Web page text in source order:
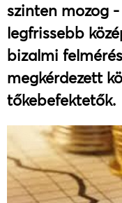
szinten mozog
legfrissebb
bizalmi
megkérdezett
tőkebefektetők.